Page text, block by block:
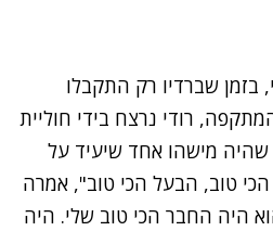
בזמן שברדיו רק התקבלו
רודי נרצח בידי חוליית
מישהו אחד שיעיד על
טוב, הבעל הכי טוב", אמרה
היה החבר הכי טוב שלי. היה